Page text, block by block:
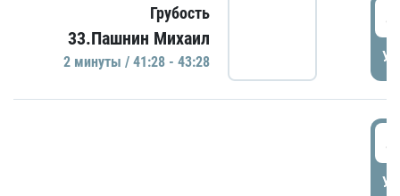
Грубость
33.Пашнин Михаил
2 минуты / 41:28 - 43:28